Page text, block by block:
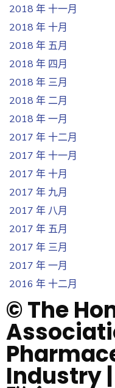
2018 年 十一月
2018 年 十月
2018 年 五月
2018 年 四月
2018 年 三月
2018 年 二月
2018 年 一月
2017 年 十二月
2017 年 十一月
2017 年 十月
2017 年 九月
2017 年 八月
2017 年 五月
2017 年 三月
2017 年 一月
2016 年 十二月
© The
Industry |